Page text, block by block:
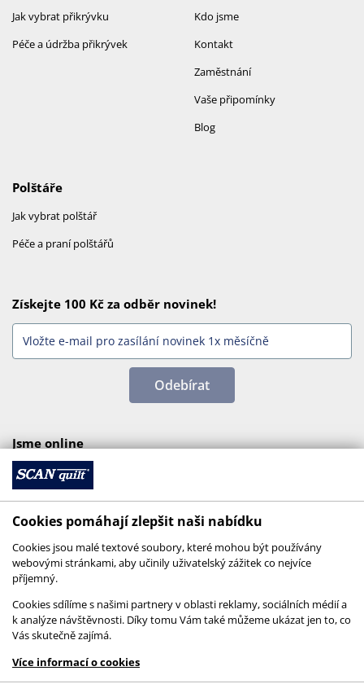
Kdo jsme
Kontakt
Zaměstnání
Vaše připomínky
Blog
Jak vybrat přikrývku
Péče a údržba přikrývek
Polštáře
Jak vybrat polštář
Péče a praní polštářů
Získejte 100 Kč za odběr novinek!
Odebírat
Jsme online
© 2026 SCANquilt - všechna práva vyhrazena
This site is protected by reCAPTCHA and the
GooglePrivacy PolicyandTerms of Serviceapply.
Cookies pomáhají zlepšit naši nabídku
Cookies jsou malé textové soubory, které mohou být používány
webovými stránkami, aby učinily uživatelský zážitek co nejvíce
příjemný.
Cookies sdílíme s našimi partnery v oblasti reklamy, sociálních médií a
k analýze návštěvnosti. Díky tomu Vám také můžeme ukázat jen to, co
Vás skutečně zajímá.
Více informací o cookies